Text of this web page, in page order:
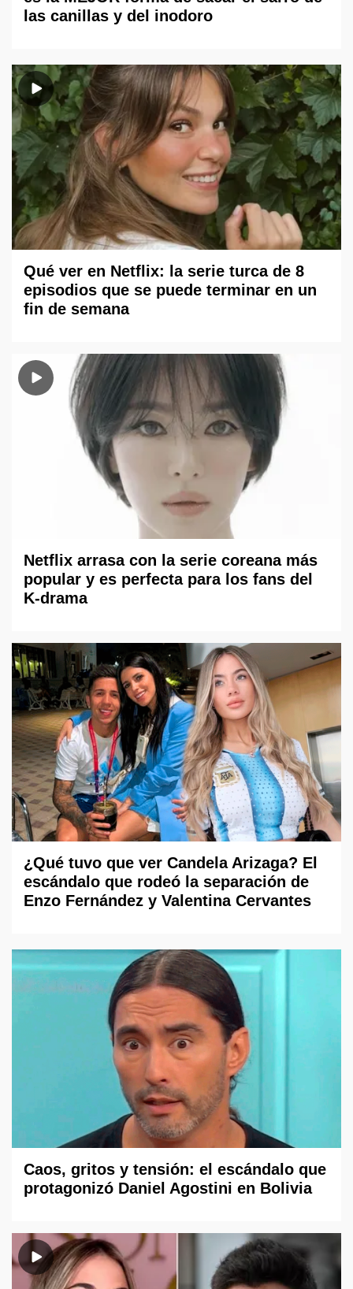
las canillas y del inodoro
Qué ver en Netflix: la serie turca de 8
episodios que se puede terminar en un
fin de semana
Netflix arrasa con la serie coreana más
popular y es perfecta para los fans del
K-drama
¿Qué tuvo que ver Candela Arizaga? El
escándalo que rodeó la separación de
Enzo Fernández y Valentina Cervantes
Caos, gritos y tensión: el escándalo que
protagonizó Daniel Agostini en Bolivia